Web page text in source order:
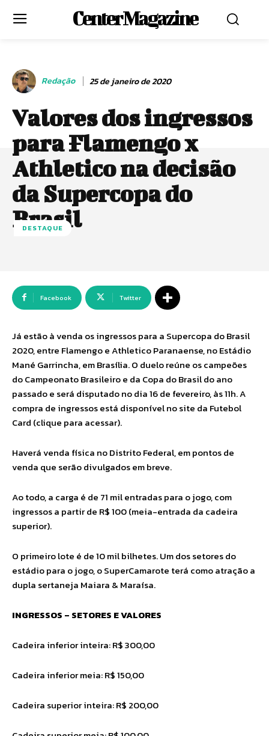
Center Magazine
Redação 25 de janeiro de 2020
Valores dos ingressos
para Flamengo x
Athletico na decisão
da Supercopa do
Brasil
DESTAQUE
Facebook Twitter
Já estão à venda os ingressos para a Supercopa do Brasil
2020, entre Flamengo e Athletico Paranaense, no Estádio
Mané Garrincha, em Brasília. O duelo reúne os campeões
do Campeonato Brasileiro e da Copa do Brasil do ano
passado e será disputado no dia 16 de fevereiro, às 11h. A
compra de ingressos está disponível no site da Futebol
Card (clique para acessar).
Haverá venda física no Distrito Federal, em pontos de
venda que serão divulgados em breve.
Ao todo, a carga é de 71 mil entradas para o jogo, com
ingressos a partir de R$ 100 (meia-entrada da cadeira
superior).
O primeiro lote é de 10 mil bilhetes. Um dos setores do
estádio para o jogo, o SuperCamarote terá como atração a
dupla sertaneja Maiara & Maraísa.
INGRESSOS – SETORES E VALORES
Cadeira inferior inteira: R$ 300,00
Cadeira inferior meia: R$ 150,00
Cadeira superior inteira: R$ 200,00